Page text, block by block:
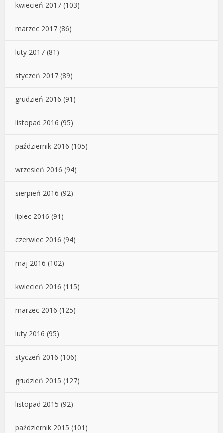
kwiecień 2017 (103)
marzec 2017 (86)
luty 2017 (81)
styczeń 2017 (89)
grudzień 2016 (91)
listopad 2016 (95)
październik 2016 (105)
wrzesień 2016 (94)
sierpień 2016 (92)
lipiec 2016 (91)
czerwiec 2016 (94)
maj 2016 (102)
kwiecień 2016 (115)
marzec 2016 (125)
luty 2016 (95)
styczeń 2016 (106)
grudzień 2015 (127)
listopad 2015 (92)
październik 2015 (101)